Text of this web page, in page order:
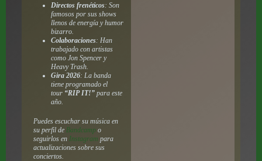
Directos frenéticos: Son
famosos por sus shows
llenos de energía y humor
bizarro.
Colaboraciones: Han
trabajado con artistas
como Jon Spencer y
Heavy Trash.
Gira 2026: La banda
tiene programado el
tour “RIP IT!”para este
año.
Puedes escuchar su música en
su perfil de Bandcampo
seguirlos en Instagram para
actualizaciones sobre sus
conciertos.